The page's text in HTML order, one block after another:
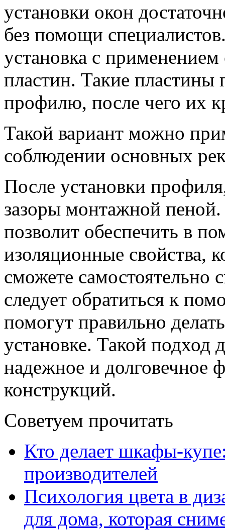
установки окон
без помощи
установка с
пластин. Такие
профилю, после чего их
Такой вариант можно
соблюдении основных
После установки
зазоры монтажной
позволит обеспечить в
изоляционные свойства,
сможете самостоятельно
следует обратиться к
помогут правильно
установке. Такой подход
надежное и долговечное
конструкций.
Советуем прочитать
Кто делает шкафы-
производителей
Психология цвета в
для дома, которая